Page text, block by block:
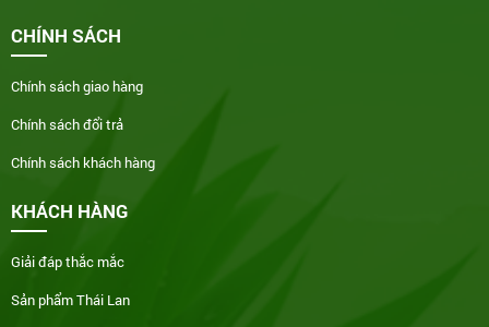
CHÍNH SÁCH
Chính sách giao hàng
Chính sách đổi trả
Chính sách khách hàng
KHÁCH HÀNG
Giải đáp thắc mắc
Sản phẩm Thái Lan